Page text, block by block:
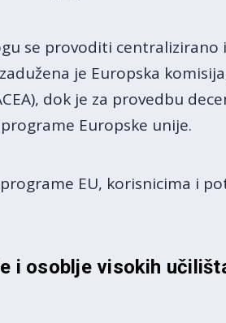
se provoditi centralizirano
je Europska
dok je za provedbu
Europske unije.
EU, korisnicima i
i osoblje visokih